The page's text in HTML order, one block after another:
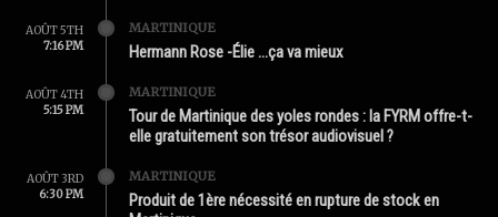
AOÛT 5TH
7:16 PM
MARTINIQUE
Hermann Rose -Élie …ça va mieux
AOÛT 4TH
5:15 PM
MARTINIQUE
Tour de Martinique des yoles rondes : la FYRM offre-t-
elle gratuitement son trésor audiovisuel ?
AOÛT 3RD
6:30 PM
MARTINIQUE
Produit de 1ère nécessité en rupture de stock en